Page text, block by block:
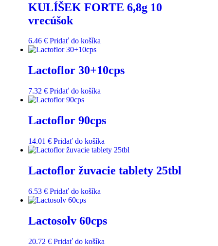
KULÍŠEK FORTE 6,8g 10
vrecúšok
6.46 € Pridať do košíka
Lactoflor 30+10cps
7.32 € Pridať do košíka
Lactoflor 90cps
14.01 € Pridať do košíka
Lactoflor žuvacie tablety 25tbl
6.53 € Pridať do košíka
Lactosolv 60cps
20.72 € Pridať do košíka